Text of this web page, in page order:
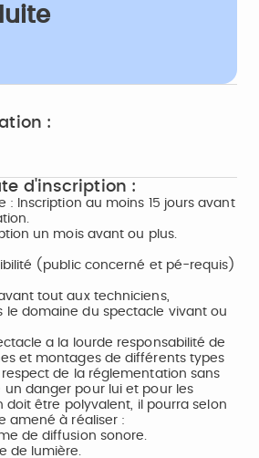
:
d'inscription :
: Inscription au moins 15 jours avant
un mois avant ou plus.
(public concerné et pé-requis)
tout aux techniciens,
le domaine du spectacle vivant ou
a la lourde responsabilité de
et montages de différents types
de la réglementation sans
danger pour lui et pour les
doit être polyvalent, il pourra selon
amené à réaliser :
de diffusion sonore.
de lumière.